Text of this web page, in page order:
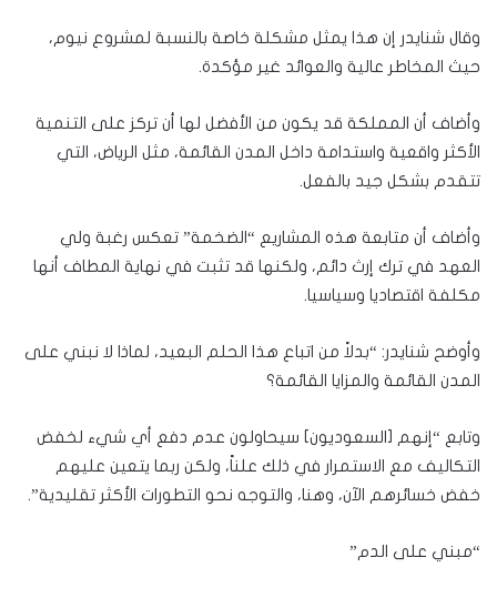
وقال شنايدر إن هذا يمثل مشكلة خاصة بالنسبة لمشروع نيوم،
حيث المخاطر عالية والعوائد غير مؤكدة.
وأضاف أن المملكة قد يكون من الأفضل لها أن تركز على التنمية
الأكثر واقعية واستدامة داخل المدن القائمة، مثل الرياض، التي
تتقدم بشكل جيد بالفعل.
وأضاف أن متابعة هذه المشاريع “الضخمة” تعكس رغبة ولي
العهد في ترك إرث دائم، ولكنها قد تثبت في نهاية المطاف أنها
مكلفة اقتصاديا وسياسيا.
وأوضح شنايدر: “بدلاً من اتباع هذا الحلم البعيد، لماذا لا نبني على
المدن القائمة والمزايا القائمة؟
وتابع “إنهم [السعوديون] سيحاولون عدم دفع أي شيء لخفض
التكاليف مع الاستمرار في ذلك علناً، ولكن ربما يتعين عليهم
خفض خسائرهم الآن، وهنا، والتوجه نحو التطورات الأكثر تقليدية”.
“مبني على الدم”